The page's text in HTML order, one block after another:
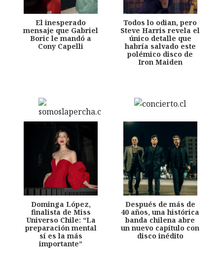
El inesperado
mensaje que Gabriel
Boric le mandó a
Cony Capelli
Todos lo odian, pero
Steve Harris revela el
único detalle que
habría salvado este
polémico disco de
Iron Maiden
Dominga López,
finalista de Miss
Universo Chile: “La
preparación mental
sí es la más
importante”
Después de más de
40 años, una histórica
banda chilena abre
un nuevo capítulo con
disco inédito